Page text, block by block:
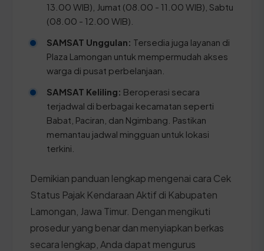
13.00 WIB), Jumat (08.00 - 11.00 WIB), Sabtu
(08.00 - 12.00 WIB).
SAMSAT Unggulan: Tersedia juga layanan di
Plaza Lamongan untuk mempermudah akses
warga di pusat perbelanjaan.
SAMSAT Keliling: Beroperasi secara
terjadwal di berbagai kecamatan seperti
Babat, Paciran, dan Ngimbang. Pastikan
memantau jadwal mingguan untuk lokasi
terkini.
Demikian panduan lengkap mengenai cara Cek
Status Pajak Kendaraan Aktif di Kabupaten
Lamongan, Jawa Timur. Dengan mengikuti
prosedur yang benar dan menyiapkan berkas
secara lengkap, Anda dapat mengurus